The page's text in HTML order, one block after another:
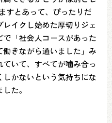
すとあって、ぴったりだ
レイクし始めた厚切りジェ
で「社会人コースがあった
きながら通いました」み
いて、すべてが噛み合っ
かないという気持ちにな
た。